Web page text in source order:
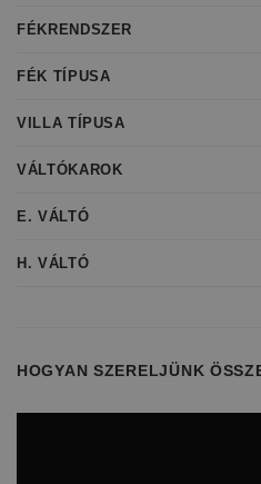
FÉKRENDSZER
FÉK TÍPUSA
VILLA TÍPUSA
VÁLTÓKAROK
E. VÁLTÓ
H. VÁLTÓ
HOGYAN SZERELJÜNK